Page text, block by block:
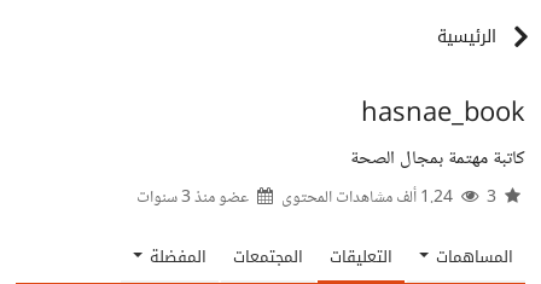
الرئيسية
hasnae_book
كاتبة مهتمة بمجال الصحة
عضو منذ3 سنوات
المساهمات التعليقات المجتمعات المفضلة